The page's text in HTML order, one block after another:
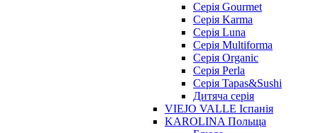
Серія Gourmet
Серія Karma
Серія Luna
Серія Multiforma
Серія Organic
Серія Perla
Серія Tapas&Sushi
Дитяча серія
VIEJO VALLE Іспанія
KAROLINA Польща